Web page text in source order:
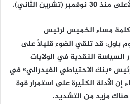
(تشرين الثاني).
كلمة مساء الخميس لرئيس
باول، قد تلقي الضوء قليلاً على
النقدية في الولايات
«بنك الاحتياطي الفيدرالي» في
إن الأدلة الكثيرة على استمرار قوة
مزيد من التشديد.